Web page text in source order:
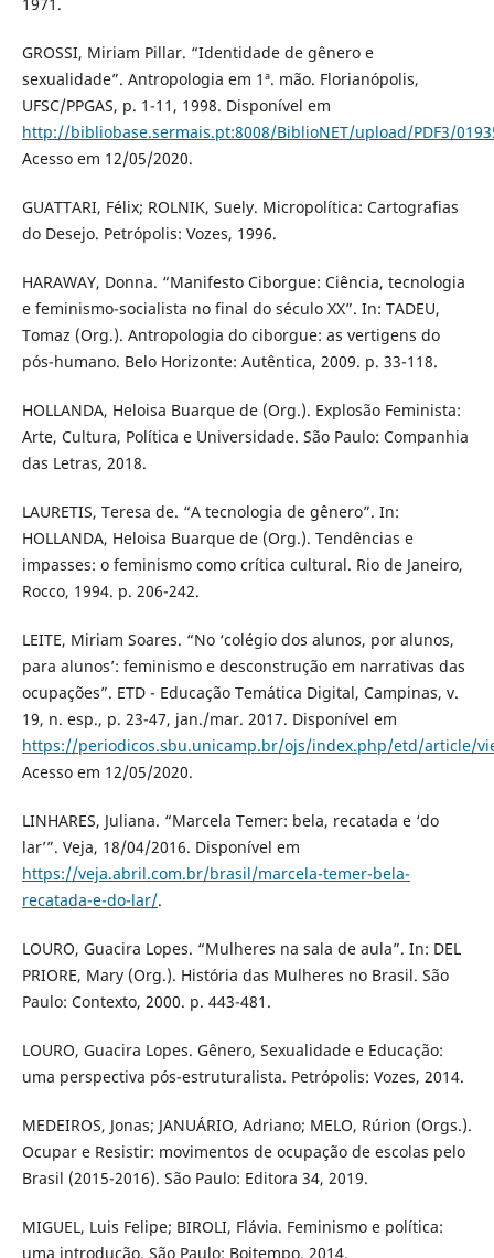
GROSSI, Miriam Pillar. “Identidade de gênero e
sexualidade”. Antropologia em 1ª. mão. Florianópolis,
UFSC/PPGAS, p. 1-11, 1998. Disponível em
http://bibliobase.sermais.pt:8008/BiblioNET/upload/PDF3/
Acesso em 12/05/2020.
GUATTARI, Félix; ROLNIK, Suely. Micropolítica: Cartografias
do Desejo. Petrópolis: Vozes, 1996.
HARAWAY, Donna. “Manifesto Ciborgue: Ciência, tecnologia
e feminismo-socialista no final do século XX”. In: TADEU,
Tomaz (Org.). Antropologia do ciborgue: as vertigens do
pós-humano. Belo Horizonte: Autêntica, 2009. p. 33-118.
HOLLANDA, Heloisa Buarque de (Org.). Explosão Feminista:
Arte, Cultura, Política e Universidade. São Paulo: Companhia
das Letras, 2018.
LAURETIS, Teresa de. “A tecnologia de gênero”. In:
HOLLANDA, Heloisa Buarque de (Org.). Tendências e
impasses: o feminismo como crítica cultural. Rio de Janeiro,
Rocco, 1994. p. 206-242.
LEITE, Miriam Soares. “No ‘colégio dos alunos, por alunos,
para alunos’: feminismo e desconstrução em narrativas das
ocupações”. ETD - Educação Temática Digital, Campinas, v.
19, n. esp., p. 23-47, jan./mar. 2017. Disponível em
https://periodicos.sbu.unicamp.br/ojs/index.php/etd/article/
Acesso em 12/05/2020.
LINHARES, Juliana. “Marcela Temer: bela, recatada e ‘do
lar’”. Veja, 18/04/2016. Disponível em
https://veja.abril.com.br/brasil/marcela-temer-bela-
recatada-e-do-lar/.
LOURO, Guacira Lopes. “Mulheres na sala de aula”. In: DEL
PRIORE, Mary (Org.). História das Mulheres no Brasil. São
Paulo: Contexto, 2000. p. 443-481.
LOURO, Guacira Lopes. Gênero, Sexualidade e Educação:
uma perspectiva pós-estruturalista. Petrópolis: Vozes, 2014.
MEDEIROS, Jonas; JANUÁRIO, Adriano; MELO, Rúrion (Orgs.).
Ocupar e Resistir: movimentos de ocupação de escolas pelo
Brasil (2015-2016). São Paulo: Editora 34, 2019.
MIGUEL, Luis Felipe; BIROLI, Flávia. Feminismo e política:
uma introdução. São Paulo: Boitempo, 2014.